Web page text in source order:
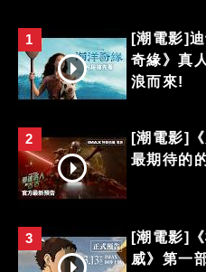
1
[潮電影]
奇緣》真
浪而來!
2
[潮電影]
最期待的
3
[潮電影]
威》第一